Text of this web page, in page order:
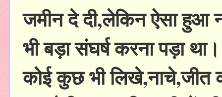
जमीन दे दी,लेकिन ऐसा हुआ
भी बड़ा संघर्ष करना पड़ा
कोई कुछ भी